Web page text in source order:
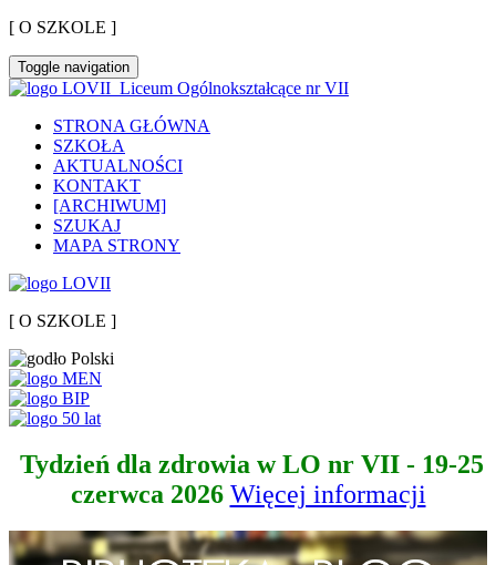
[ O SZKOLE ]
Toggle navigation
Liceum Ogólnokształcące nr VII
STRONA GŁÓWNA
SZKOŁA
AKTUALNOŚCI
KONTAKT
[ARCHIWUM]
SZUKAJ
MAPA STRONY
[ O SZKOLE ]
Tydzień dla zdrowia w LO nr VII - 19-25
czerwca 2026 Więcej informacji